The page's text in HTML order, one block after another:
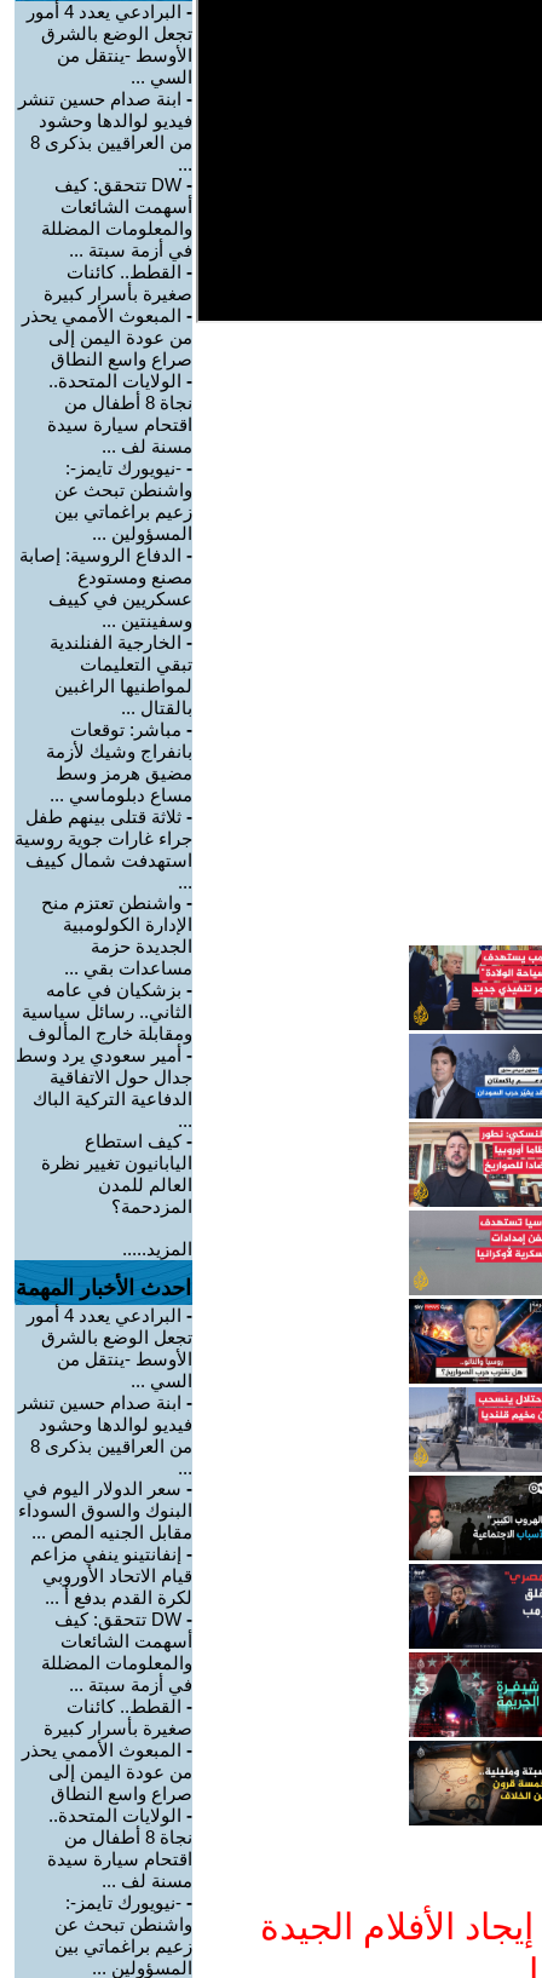
الأفلام الجيدة
-
البرادعي يعدد 4 أمور
تجعل الوضع بالشرق
الأوسط -ينتقل من
السي ...
- ابنة صدام حسين تنشر
فيديو لوالدها وحشود
من العراقيين بذكرى 8
...
-
DW تتحقق: كيف
أسهمت الشائعات
والمعلومات المضللة
في أزمة سبتة ...
- القطط.. كائنات
صغيرة بأسرار كبيرة
- المبعوث الأممي يحذر
من عودة اليمن إلى
صراع واسع النطاق
- الولايات المتحدة..
نجاة 8 أطفال من
اقتحام سيارة سيدة
مسنة لف ...
- -نيويورك تايمز-:
واشنطن تبحث عن
زعيم براغماتي بين
المسؤولين ...
- الدفاع الروسية: إصابة
مصنع ومستودع
عسكريين في كييف
وسفينتين ...
- الخارجية الفنلندية
تبقي التعليمات
لمواطنيها الراغبين
بالقتال ...
- مباشر: توقعات
بانفراج وشيك لأزمة
مضيق هرمز وسط
مساع دبلوماسي ...
- ثلاثة قتلى بينهم طفل
جراء غارات جوية روسية
استهدفت شمال كييف
...
- واشنطن تعتزم منح
الإدارة الكولومبية
الجديدة حزمة
مساعدات بقي ...
- بزشكيان في عامه
الثاني.. رسائل سياسية
ومقابلة خارج المألوف
- أمير سعودي يرد وسط
جدال حول الاتفاقية
الدفاعية التركية الباك
...
-كيف استطاع
اليابانيون تغيير نظرة
العالم للمدن
المزدحمة؟
المزيد.....
احدث الأخبار المهمة
-
البرادعي يعدد 4 أمور
تجعل الوضع بالشرق
الأوسط -ينتقل من
السي ...
- ابنة صدام حسين تنشر
فيديو لوالدها وحشود
من العراقيين بذكرى 8
...
- سعر الدولار اليوم في
البنوك والسوق السوداء
مقابل الجنيه المص ...
- إنفانتينو ينفي مزاعم
قيام الاتحاد الأوروبي
لكرة القدم بدفع أ ...
-
DW تتحقق: كيف
أسهمت الشائعات
والمعلومات المضللة
في أزمة سبتة ...
- القطط.. كائنات
صغيرة بأسرار كبيرة
- المبعوث الأممي يحذر
من عودة اليمن إلى
صراع واسع النطاق
- الولايات المتحدة..
نجاة 8 أطفال من
اقتحام سيارة سيدة
مسنة لف ...
- -نيويورك تايمز-:
واشنطن تبحث عن
زعيم براغماتي بين
المسؤولين ...